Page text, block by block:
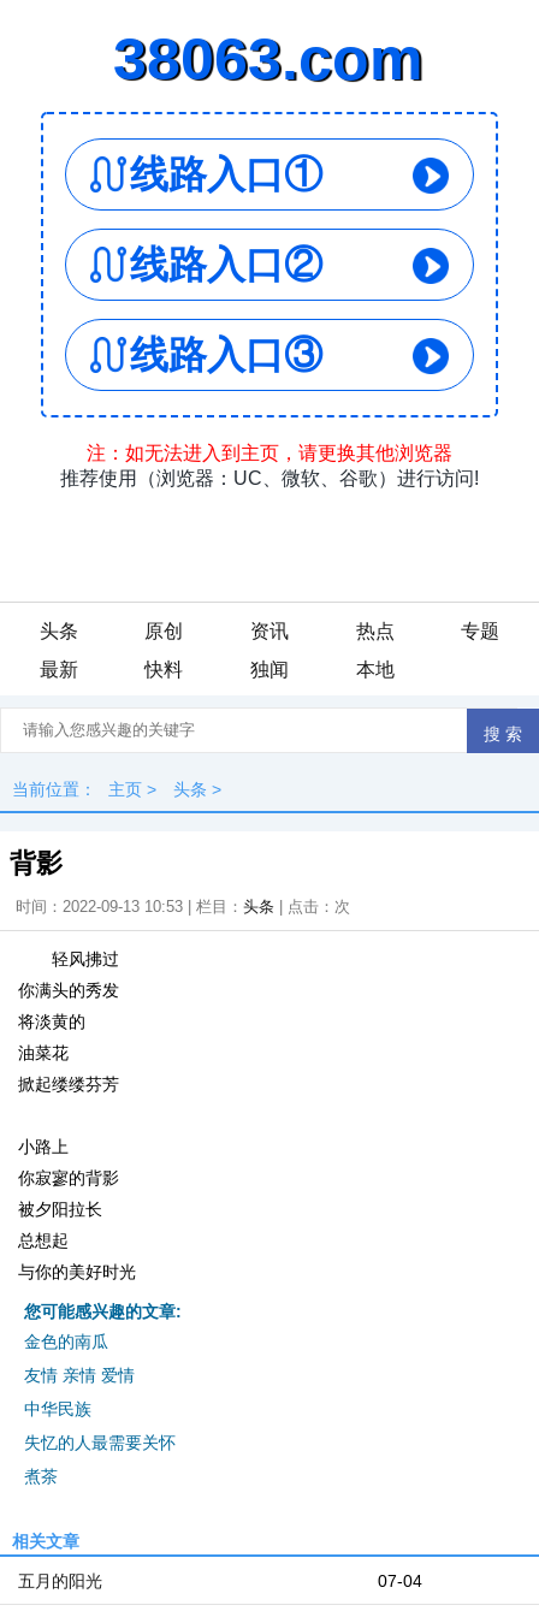
头条 原创 资讯 热点
专题
最新
快料 独闻 本地
当前位置： 主页 > 头条 >
背影
时间：2022-09-13 10:53 | 栏目： 头条 | 点击： 次
轻风拂过
你满头的秀发
将淡黄的
油菜花
掀起缕缕芬芳
小路上
你寂寥的背影
被夕阳拉长
总想起
与你的美好时光
您可能感兴趣的文章:
金色的南瓜
友情 亲情 爱情
中华民族
失忆的人最需要关怀
煮茶
相关文章
07-04
五月的阳光